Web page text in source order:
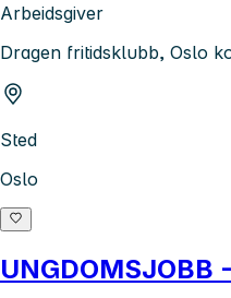
Arbeidsgiver
Dragen fritidsklubb, Oslo
Sted
Oslo
UNGDOMSJOBB